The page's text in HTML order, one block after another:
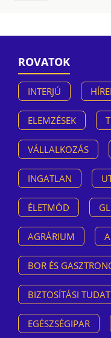
ROVATOK
INTERJÚ
ELEMZÉSEK
VÁLLALKOZÁS
INGATLAN
ÉLETMÓD
AGRÁRIUM
BOR ÉS
BIZTOSÍTÁSI
EGÉSZSÉGIPAR